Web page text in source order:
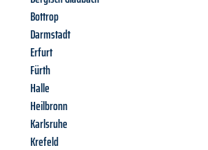
Bottrop
Darmstadt
Erfurt
Fürth
Halle
Heilbronn
Karlsruhe
Krefeld